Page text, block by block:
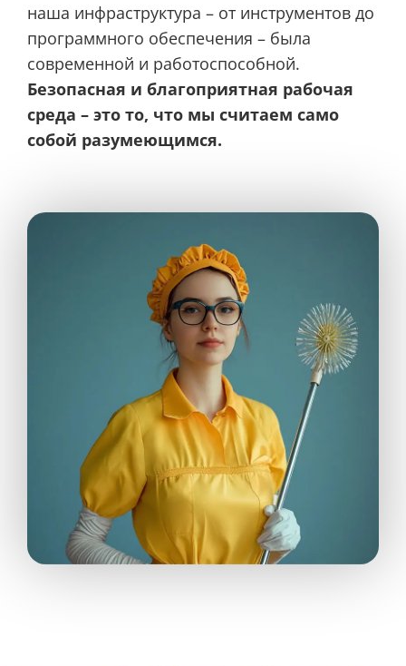
наша инфраструктура – от инструментов до
программного обеспечения – была
современной и работоспособной.
Безопасная и благоприятная рабочая
среда – это то, что мы считаем само
собой разумеющимся.